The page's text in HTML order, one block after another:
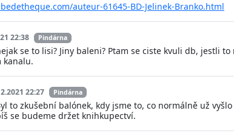
auteur-61645-BD-Jelinek-Branko.html
22:38 Pindárna
se to lisi? Jiny baleni? Ptam se ciste kvuli db, jestli
22:27 Pindárna
to zkušební balónek, kdy jsme to, co normálně už
se budeme držet knihkupectví.